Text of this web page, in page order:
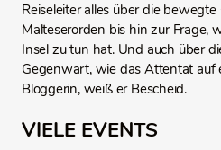
Reiseleiter alles über die
Malteserorden bis hin zur Frage,
Insel zu tun hat. Und auch über
Gegenwart, wie das Attentat auf
Bloggerin, weiß er Bescheid.
VIELE EVENTS